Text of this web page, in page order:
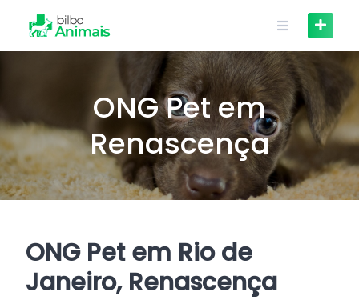
content
ONG Pet em
Renascença
ONG Pet em Rio de
Janeiro, Renascença